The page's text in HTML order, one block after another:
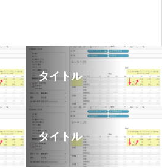
タイトル
タイトル